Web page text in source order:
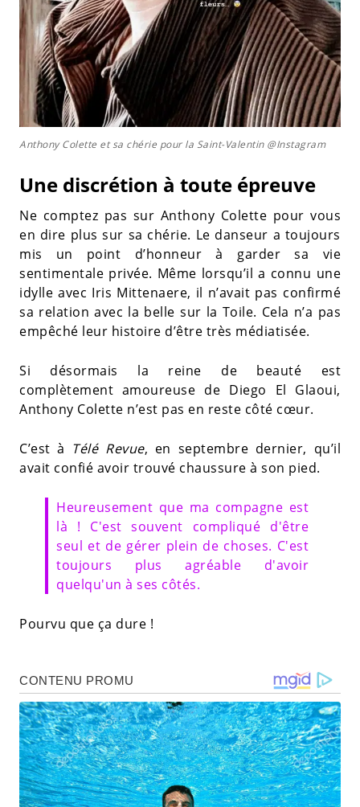
Anthony Colette et sa chérie pour la Saint-Valentin @Instagram
Une discrétion à toute épreuve
Ne comptez pas sur Anthony Colette pour vous
en dire plus sur sa chérie. Le danseur a toujours
mis un point d’honneur à garder sa vie
sentimentale privée. Même lorsqu’il a connu une
idylle avec Iris Mittenaere, il n’avait pas confirmé
sa relation avec la belle sur la Toile. Cela n’a pas
empêché leur histoire d’être très médiatisée.
Si désormais la reine de beauté est
complètement amoureuse de Diego El Glaoui,
Anthony Colette n’est pas en reste côté cœur.
C’est à Télé Revue, en septembre dernier, qu’il
avait confié avoir trouvé chaussure à son pied.
Heureusement que ma compagne est
là ! C'est souvent compliqué d'être
seul et de gérer plein de choses. C'est
toujours plus agréable d'avoir
quelqu'un à ses côtés.
Pourvu que ça dure !